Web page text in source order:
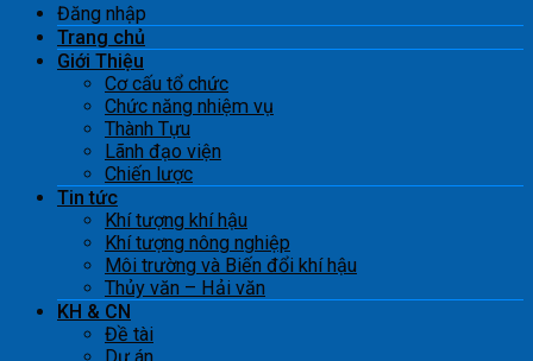
Đăng nhập
Trang chủ
Giới Thiệu
Cơ cấu tổ chức
Chức năng nhiệm vụ
Thành Tựu
Lãnh đạo viện
Chiến lược
Tin tức
Khí tượng khí hậu
Khí tượng nông nghiệp
Môi trường và Biến đổi khí hậu
Thủy văn – Hải văn
KH & CN
Đề tài
Dự án